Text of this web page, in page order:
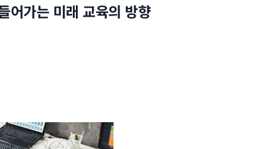
어가는 미래 교육의 방향